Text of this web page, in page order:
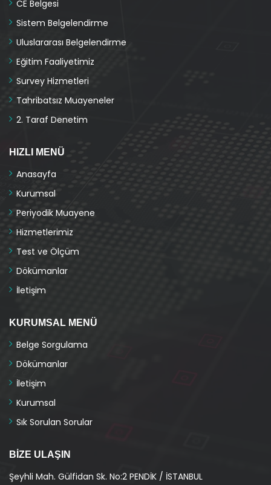
CE Belgesi
Sistem Belgelendirme
Uluslararası Belgelendirme
Eğitim Faaliyetimiz
Survey Hizmetleri
Tahribatsız Muayeneler
2. Taraf Denetim
HIZLI MENÜ
Anasayfa
Kurumsal
Periyodik Muayene
Hizmetlerimiz
Test ve Ölçüm
Dökümanlar
İletişim
KURUMSAL MENÜ
Belge Sorgulama
Dökümanlar
İletişim
Kurumsal
Sık Sorulan Sorular
BIZE ULAŞIN
Şeyhli Mah. Gülfidan Sk. No:2 PENDİK / İSTANBUL